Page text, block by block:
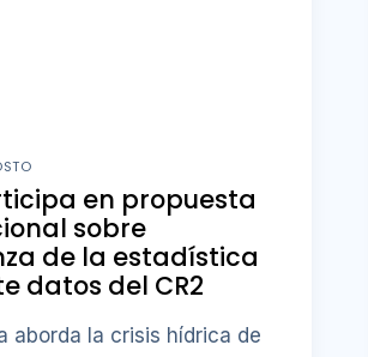
en propuesta
sobre
de la estadística
datos del CR2
aborda la crisis hídrica de